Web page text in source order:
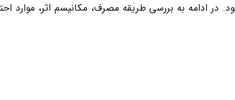
ادامه به بررسی طریقه مصرف، مکانیسم اثر، موارد